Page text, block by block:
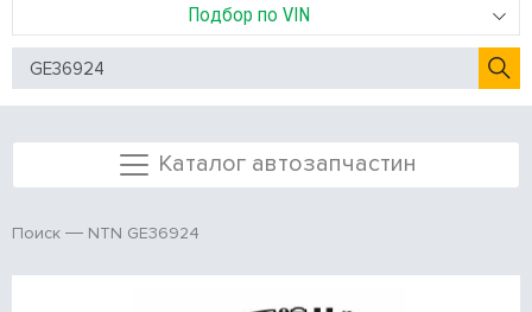
Подбор по VIN
Каталог автозапчастин
Поиск NTN GE36924